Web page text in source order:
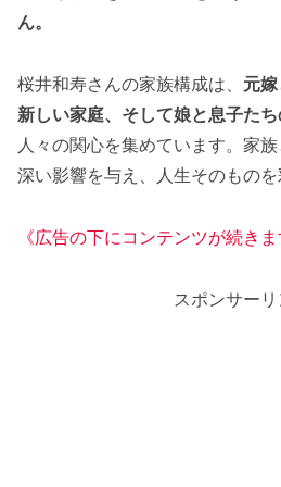
ん。
桜井和寿さんの家族構成は、 元
新しい家庭、そして娘と息子た
人々の関心を集めています。家
深い影響を与え、人生そのものを
《広告の下にコンテンツが続きま
スポンサーリ